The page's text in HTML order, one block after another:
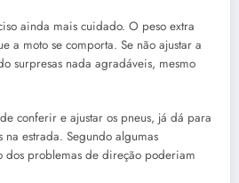
ainda mais cuidado. O peso extra
a moto se comporta. Se não ajustar a
surpresas nada agradáveis, mesmo
conferir e ajustar os pneus, já dá para
na estrada. Segundo algumas
dos problemas de direção poderiam